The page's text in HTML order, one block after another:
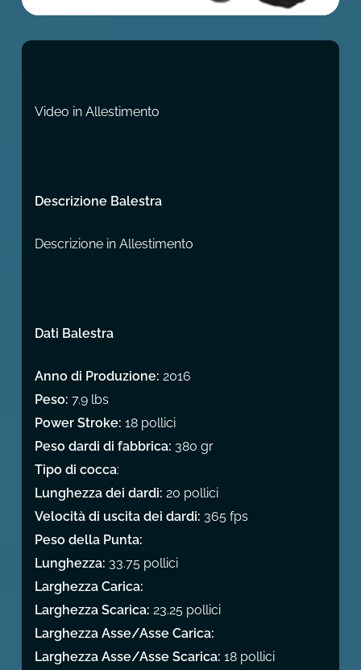
Video in Allestimento
Descrizione Balestra
Descrizione in Allestimento
Dati Balestra
Anno di Produzione: 2016
Peso: 7.9 lbs
Power Stroke: 18 pollici
Peso dardi di fabbrica: 380 gr
Tipo di cocca:
Lunghezza dei dardi: 20 pollici
Velocità di uscita dei dardi: 365 fps
Peso della Punta:
Lunghezza: 33.75 pollici
Larghezza Carica:
Larghezza Scarica: 23.25 pollici
Larghezza Asse/Asse Carica:
Larghezza Asse/Asse Scarica: 18 pollici